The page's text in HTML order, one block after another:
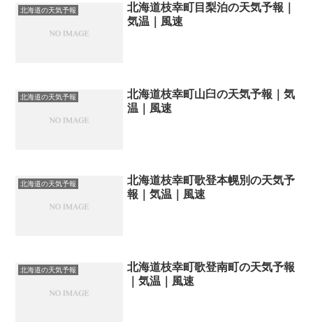
北海道の天気予報
北海道枝幸町目梨泊の天気予報｜
気温｜風速
北海道の天気予報
北海道枝幸町山臼の天気予報｜気
温｜風速
北海道の天気予報
北海道枝幸町歌登本幌別の天気予
報｜気温｜風速
北海道の天気予報
北海道枝幸町歌登南町の天気予報
｜気温｜風速